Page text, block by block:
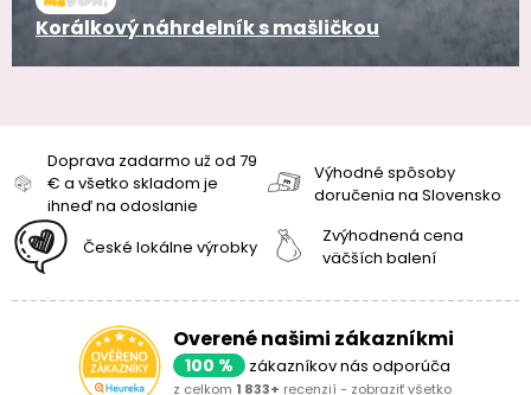
Korálkový náhrdelník s mašličkou
Doprava zadarmo už od 79
€ a všetko skladom je
ihneď na odoslanie
Výhodné spôsoby
doručenia na Slovensko
České lokálne výrobky
Zvýhodnená cena
väčších balení
Overené našimi zákazníkmi
100 % zákazníkov nás odporúča
z celkom 1 833+ recenzií - zobraziť všetko